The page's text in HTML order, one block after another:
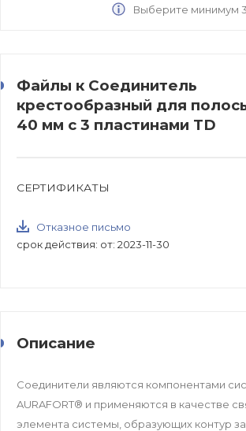
Выберите минимум
Файлы к Соединитель
крестообразный для
40 мм с 3 пластинами TD
СЕРТИФИКАТЫ
Отказное письмо
срок действия: от: 2023-11-30
Описание
Соединители являются компонентами
AURAFORT® и применяются в качестве
элемента системы, образующих контур